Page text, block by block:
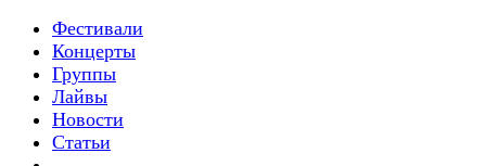
Фестивали
Концерты
Группы
Лайвы
Новости
Статьи